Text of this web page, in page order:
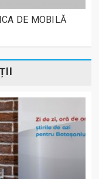
DE MOBILĂ